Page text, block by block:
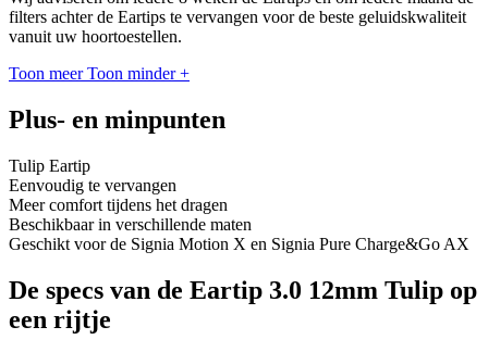
filters achter de Eartips te vervangen voor de beste geluidskwaliteit
vanuit uw hoortoestellen.
Toon meer Toon minder +
Plus- en minpunten
Tulip Eartip
Eenvoudig te vervangen
Meer comfort tijdens het dragen
Beschikbaar in verschillende maten
Geschikt voor de Signia Motion X en Signia Pure Charge&Go AX
De specs van de Eartip 3.0 12mm Tulip op
een rijtje